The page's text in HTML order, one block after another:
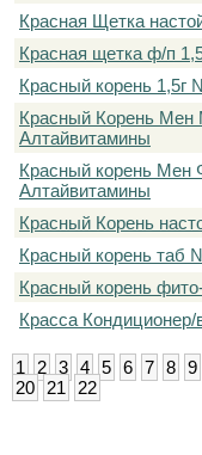
Красная Щетка
Красная щетка ф/п
Красный корень 1,5г
Красный Корень
Алтайвитамины
Красный корень Мен
Алтайвитамины
Красный Корень
Красный корень таб
Красный корень
Красса Кондиционер/
1 2 3 4 5 6 7 8 9
20
21 22